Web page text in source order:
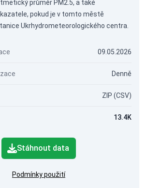
průměr PM2.5, a také
pokud je v tomto městě
Ukrhydrometeorologického centra.
09.05.2026
Denně
ZIP (CSV)
13.4K
Stáhnout data
Podmínky použití